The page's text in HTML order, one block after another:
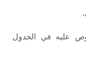
عليه في الجدول